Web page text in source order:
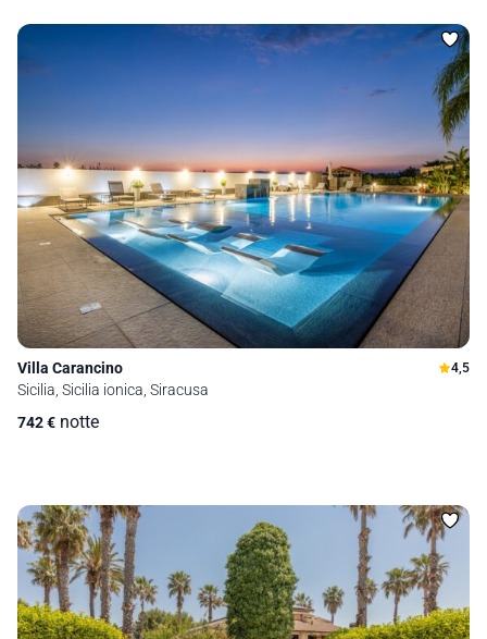
Villa Carancino 4,5
Sicilia, Sicilia ionica, Siracusa
742€ notte